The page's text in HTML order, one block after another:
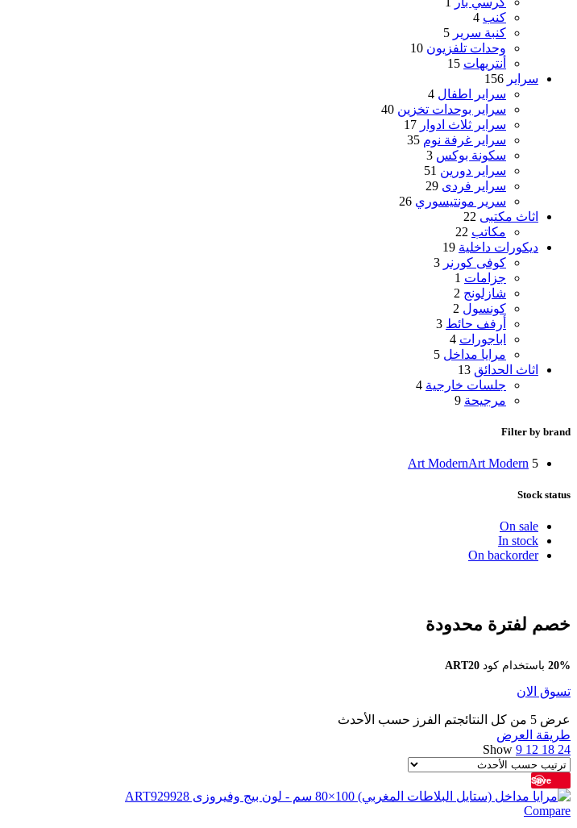
كنب 4
كنبة سرير 5
وحدات تلفزيون 10
أنتريهات 15
سراير 156
سراير اطفال 4
سراير بوحدات تخزين 40
سراير ثلاث ادوار 17
سراير غرفة نوم 35
سكونة بوكس 3
سراير دورين 51
سراير فردى 29
سرير مونتيسوري 26
اثاث مكتبى 22
مكاتب 22
ديكورات داخلية 19
كوفى كورنر 3
جزامات 1
شازلونج 2
كونسول 2
أرفف حائط 3
اباجورات 4
مرايا مداخل 5
اثاث الحدائق 13
جلسات خارجية 4
مرجيحة 9
Filter by brand
Art ModernArt Modern 5
Stock status
On sale
In stock
On backorder
خصم لفترة محدودة
20% باستخدام كود ART20
تسوق الان
عرض ⁦5⁩ من كل النتائج
تم الفرز حسب الأحدث
طريقة العرض
Show 9 12 18 24
Save
Compare